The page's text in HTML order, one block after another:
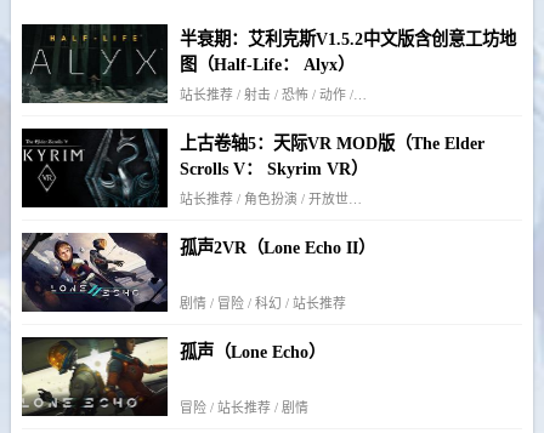
半衰期：艾利克斯V1.5.2中文版含创意工坊地
图（Half-Life： Alyx）
站长推荐 / 射击 / 恐怖 / 动作 / 剧情
上古卷轴5：天际VR MOD版（The Elder
Scrolls V： Skyrim VR）
站长推荐 / 角色扮演 / 开放世界 / 冒险
孤声2VR（Lone Echo II）
剧情 / 冒险 / 科幻 / 站长推荐
孤声（Lone Echo）
冒险 / 站长推荐 / 剧情